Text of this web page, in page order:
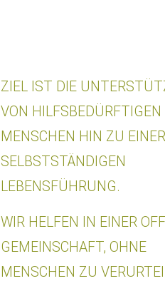
ZIEL IST DIE
VON HILFSBEDÜRFTIGEN
MENSCHEN HIN ZU EINER
SELBSTSTÄNDIGEN
LEBENSFÜHRUNG.
WIR HELFEN IN EINER
GEMEINSCHAFT, OHNE
MENSCHEN ZU